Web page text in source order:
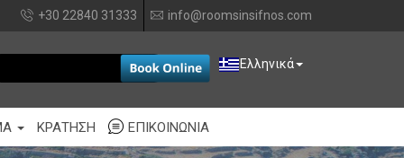
+30 22840 31333 info@roomsinsifnos.com
Ελληνικά
EUR
ΚΡΆΤΗΣΗ ΕΠΙΚΟΙΝΩΝΊΑ